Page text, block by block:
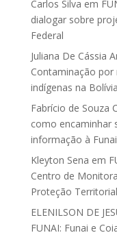
Carlos Silva em
dialogar sobre
Federal
Juliana De Cássia
Contaminação
indígenas na Bolívia
Fabrício de Souza
como encaminhar
informação à Funai
Kleyton Sena em
Centro de
Proteção
ELENILSON DE
FUNAI: Funai e